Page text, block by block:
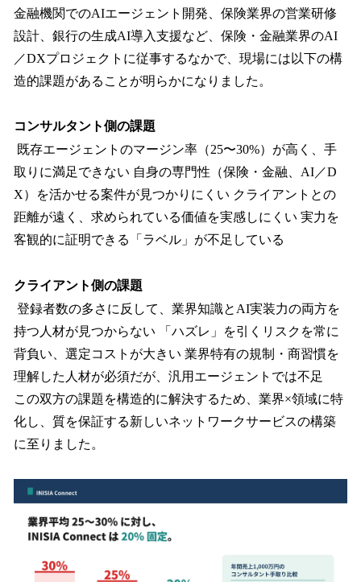
金融機関でのAIエージェント開発、保険業界の営業研修
設計、銀行の生成AI導入支援など、保険・金融業界のAI
／DXプロジェクトに従事するなかで、現場には以下の構
造的課題があることが明らかになりました。
コンサルタント側の課題
既存エージェントのマージン率（25〜30%）が高く、手
取りに満足できない 自身の専門性（保険・金融、AI／D
X）を活かせる案件が見つかりにくい クライアントとの
距離が遠く、求められている価値を実感しにくい 実力を
客観的に証明できる「ラベル」が不足している
クライアント側の課題
登録者数の多さに反して、業界知識とAI実装力の両方を
持つ人材が見つからない 「ハズレ」を引くリスクを常に
背負い、選定コストが大きい 業界特有の規制・商習慣を
理解した人材が必須だが、汎用エージェントでは不足
この双方の課題を構造的に解決するため、業界×領域に特
化し、質を保証する新しいネットワークサービスの構築
に至りました。